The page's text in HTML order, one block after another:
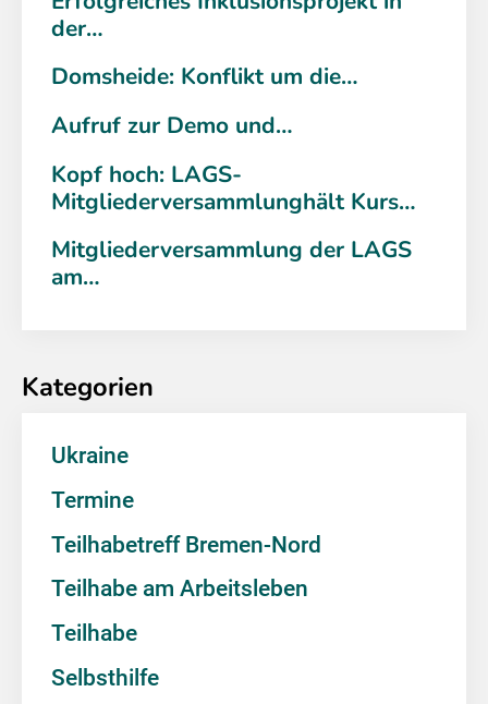
der…
Domsheide: Konflikt um die…
Aufruf zur Demo und…
Kopf hoch: LAGS-
Mitgliederversammlunghält Kurs…
Mitgliederversammlung der LAGS
am…
Kategorien
Ukraine
Termine
Teilhabetreff Bremen-Nord
Teilhabe am Arbeitsleben
Teilhabe
Selbsthilfe